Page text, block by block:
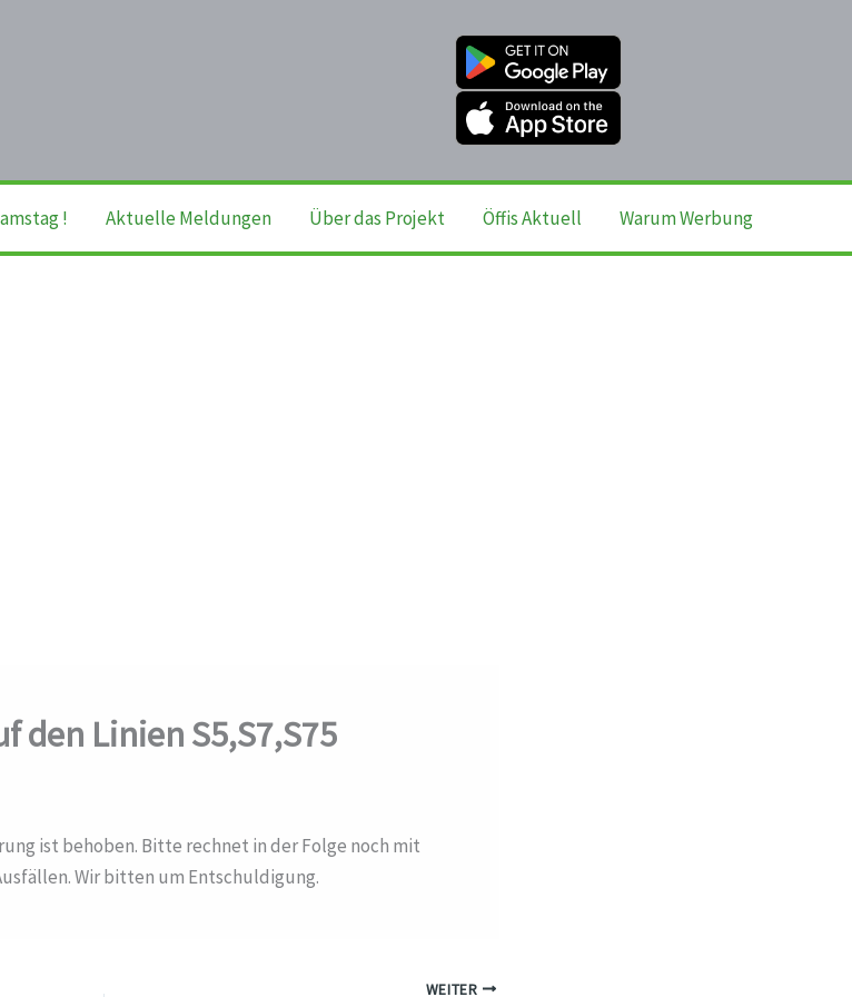
! Aktuelle Meldungen Über das Projekt Öffis Aktuell Warum Werbung
den Linien S5,S7,S75
ist behoben. Bitte rechnet in der Folge noch mit
Wir bitten um Entschuldigung.
WEITER